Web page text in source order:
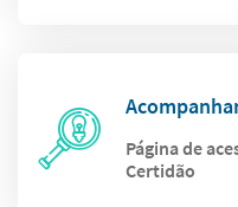
Página de
Certidão